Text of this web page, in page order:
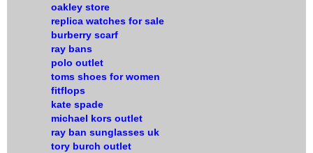
oakley store
replica watches for sale
burberry scarf
ray bans
polo outlet
toms shoes for women
fitflops
kate spade
michael kors outlet
ray ban sunglasses uk
tory burch outlet